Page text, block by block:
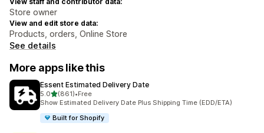
Store owner
View and edit store data:
Products, orders, Online Store
See details
More apps like this
Essent Estimated Delivery Date
5.0out of 5 stars
(861)
861 total reviews
•Free
Show Estimated Delivery Date Plus Shipping Time (EDD/ETA)
Built for Shopify